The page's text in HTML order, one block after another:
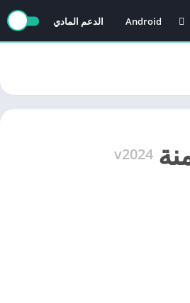
Android الدعم المادي
v2024